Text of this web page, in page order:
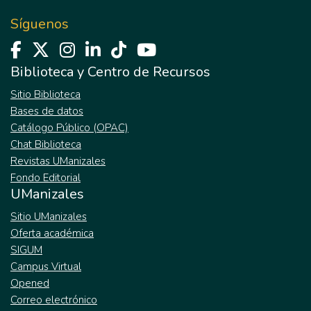
Síguenos
Biblioteca y Centro de Recursos
Sitio Biblioteca
Bases de datos
Catálogo Público (OPAC)
Chat Biblioteca
Revistas UManizales
Fondo Editorial
UManizales
Sitio UManizales
Oferta académica
SIGUM
Campus Virtual
Opened
Correo electrónico